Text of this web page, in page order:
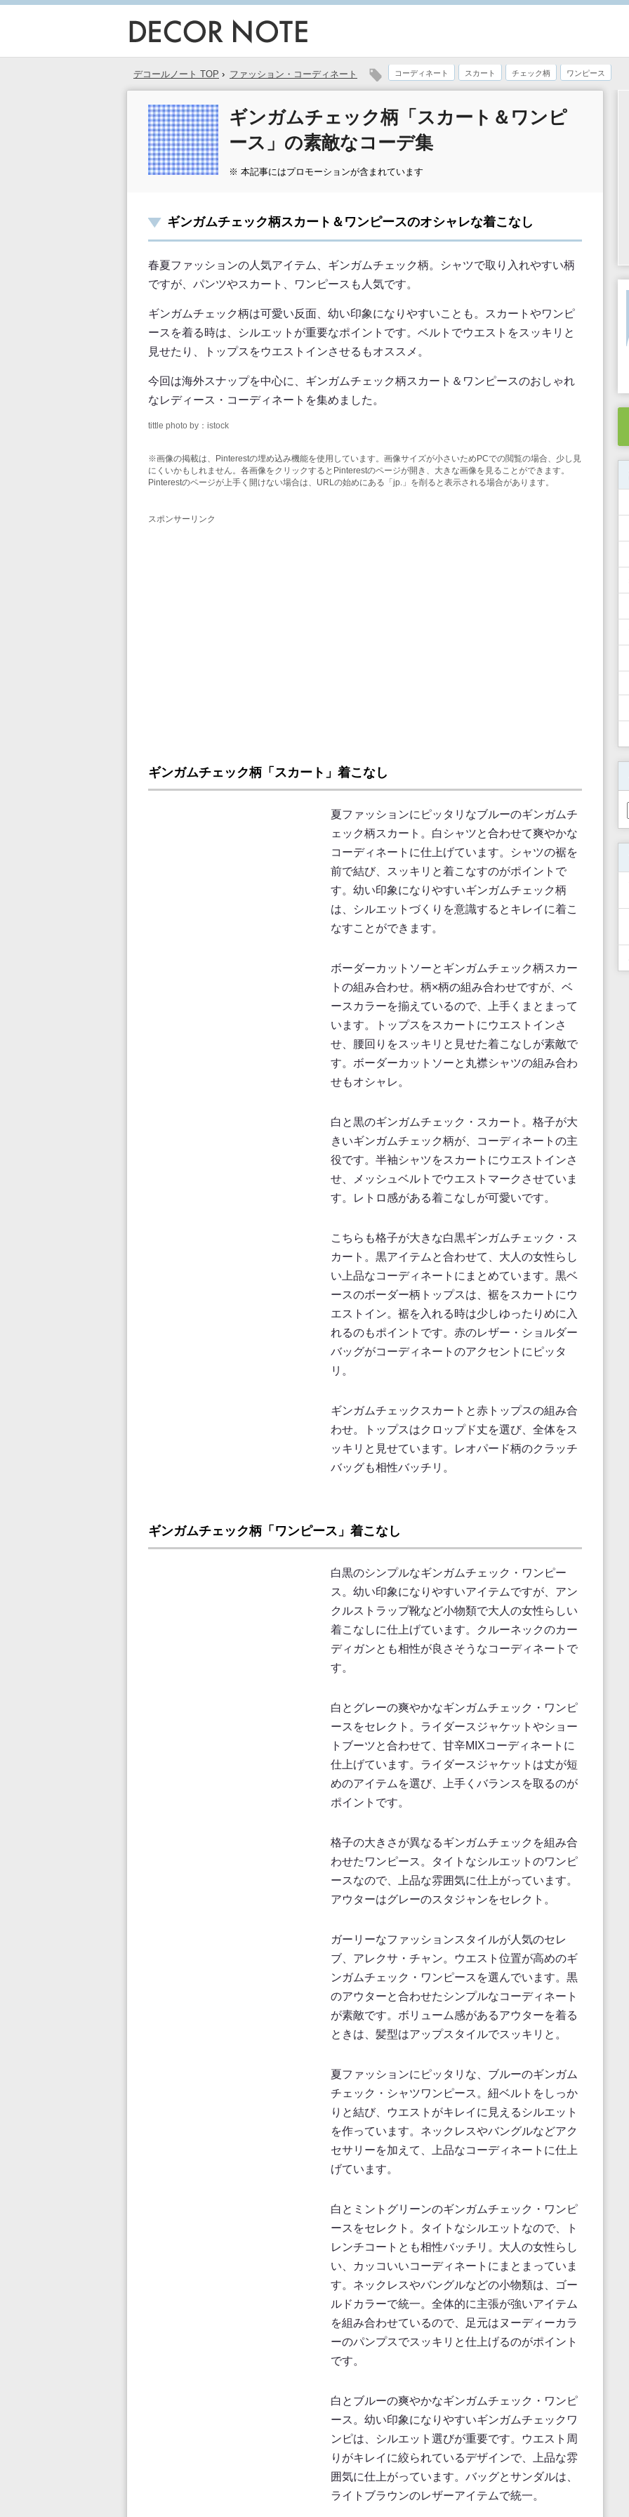
デコールノート TOP › ファッション・コーディネート コーディネート スカート チェック柄 ワンピース
ギンガムチェック柄「スカート＆ワンピ
ース」の素敵なコーデ集
※ 本記事にはプロモーションが含まれています
ギンガムチェック柄スカート＆ワンピースのオシャレな着こなし
春夏ファッションの人気アイテム、ギンガムチェック柄。シャツで取り入れやすい柄
ですが、パンツやスカート、ワンピースも人気です。
ギンガムチェック柄は可愛い反面、幼い印象になりやすいことも。スカートやワンピ
ースを着る時は、シルエットが重要なポイントです。ベルトでウエストをスッキリと
見せたり、トップスをウエストインさせるもオススメ。
今回は海外スナップを中心に、ギンガムチェック柄スカート＆ワンピースのおしゃれ
なレディース・コーディネートを集めました。
tittle photo by：istock
※画像の掲載は、Pinterestの埋め込み機能を使用しています。画像サイズが小さいためPCでの閲覧の場合、少し見
にくいかもしれません。各画像をクリックするとPinterestのページが開き、大きな画像を見ることができます。
Pinterestのページが上手く開けない場合は、URLの始めにある「jp.」を削ると表示される場合があります。
スポンサーリンク
ギンガムチェック柄「スカート」着こなし
夏ファッションにピッタリなブルーのギンガムチ
ェック柄スカート。白シャツと合わせて爽やかな
コーディネートに仕上げています。シャツの裾を
前で結び、スッキリと着こなすのがポイントで
す。幼い印象になりやすいギンガムチェック柄
は、シルエットづくりを意識するとキレイに着こ
なすことができます。
ボーダーカットソーとギンガムチェック柄スカー
トの組み合わせ。柄×柄の組み合わせですが、ベ
ースカラーを揃えているので、上手くまとまって
います。トップスをスカートにウエストインさ
せ、腰回りをスッキリと見せた着こなしが素敵で
す。ボーダーカットソーと丸襟シャツの組み合わ
せもオシャレ。
白と黒のギンガムチェック・スカート。格子が大
きいギンガムチェック柄が、コーディネートの主
役です。半袖シャツをスカートにウエストインさ
せ、メッシュベルトでウエストマークさせていま
す。レトロ感がある着こなしが可愛いです。
こちらも格子が大きな白黒ギンガムチェック・ス
カート。黒アイテムと合わせて、大人の女性らし
い上品なコーディネートにまとめています。黒ベ
ースのボーダー柄トップスは、裾をスカートにウ
エストイン。裾を入れる時は少しゆったりめに入
れるのもポイントです。赤のレザー・ショルダー
バッグがコーディネートのアクセントにピッタ
リ。
ギンガムチェックスカートと赤トップスの組み合
わせ。トップスはクロップド丈を選び、全体をス
ッキリと見せています。レオパード柄のクラッチ
バッグも相性バッチリ。
ギンガムチェック柄「ワンピース」着こなし
白黒のシンプルなギンガムチェック・ワンピー
ス。幼い印象になりやすいアイテムですが、アン
クルストラップ靴など小物類で大人の女性らしい
着こなしに仕上げています。クルーネックのカー
ディガンとも相性が良さそうなコーディネートで
す。
白とグレーの爽やかなギンガムチェック・ワンピ
ースをセレクト。ライダースジャケットやショー
トブーツと合わせて、甘辛MIXコーディネートに
仕上げています。ライダースジャケットは丈が短
めのアイテムを選び、上手くバランスを取るのが
ポイントです。
格子の大きさが異なるギンガムチェックを組み合
わせたワンピース。タイトなシルエットのワンピ
ースなので、上品な雰囲気に仕上がっています。
アウターはグレーのスタジャンをセレクト。
ガーリーなファッションスタイルが人気のセレ
ブ、アレクサ・チャン。ウエスト位置が高めのギ
ンガムチェック・ワンピースを選んでいます。黒
のアウターと合わせたシンプルなコーディネート
が素敵です。ボリューム感があるアウターを着る
ときは、髪型はアップスタイルでスッキリと。
夏ファッションにピッタリな、ブルーのギンガム
チェック・シャツワンピース。紐ベルトをしっか
りと結び、ウエストがキレイに見えるシルエット
を作っています。ネックレスやバングルなどアク
セサリーを加えて、上品なコーディネートに仕上
げています。
白とミントグリーンのギンガムチェック・ワンピ
ースをセレクト。タイトなシルエットなので、ト
レンチコートとも相性バッチリ。大人の女性らし
い、カッコいいコーディネートにまとまっていま
す。ネックレスやバングルなどの小物類は、ゴー
ルドカラーで統一。全体的に主張が強いアイテム
を組み合わせているので、足元はヌーディーカラ
ーのパンプスでスッキリと仕上げるのがポイント
です。
白とブルーの爽やかなギンガムチェック・ワンピ
ース。幼い印象になりやすいギンガムチェックワ
ンピは、シルエット選びが重要です。ウエスト周
りがキレイに絞られているデザインで、上品な雰
囲気に仕上がっています。バッグとサンダルは、
ライトブラウンのレザーアイテムで統一。